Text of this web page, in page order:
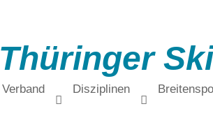
Thüringer
Verband Disziplinen